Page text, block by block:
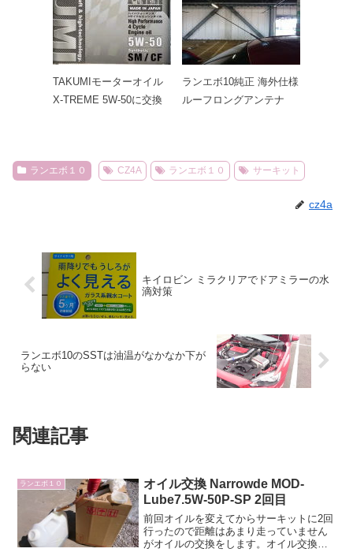
TAKUMIモーターオイル
X-TREME 5W-50に交換
ランエボ10純正 海外仕様
ルーフロングアンテナ
ランエボ１０ CZ4A ランエボ１０ サーキット
cz4a
キイロビン ミラクリアでドアミラーの水
滴対策
ランエボ10のSSTは油温がなかなか下が
らない
関連記事
ランエボ１０
オイル交換 Narrowde MOD-
Lube7.5W-50P-SP 2回目
前回オイルを変えてからサーキットに2回
行ったので距離はあまり走っていません
がオイルの交換をします。オイル交換前